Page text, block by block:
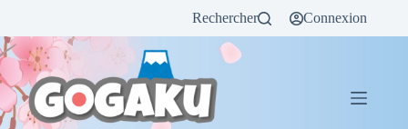
Rechercher Connexion